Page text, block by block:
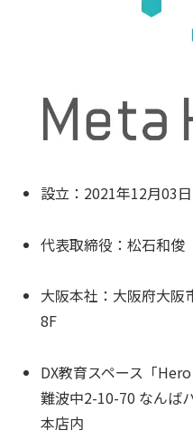
設立：2021年12月03日
代表取締役：松石和俊
大阪本社：大阪府大阪
8F
DX教育スペース「
難波中2-10-70 なんば
本店内